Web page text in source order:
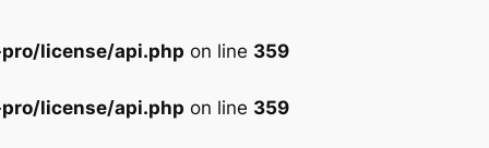
license/api.php on line 359
license/api.php on line 359